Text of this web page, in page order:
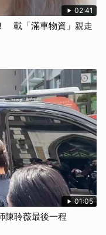
02:41
載「滿車物資」親走
01:05
陳聆薇最後一程